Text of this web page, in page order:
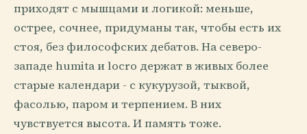
приходят с мышцами и логикой: меньше,
острее, сочнее, придуманы так, чтобы есть их
стоя, без философских дебатов. На северо-
западе humita и locro держат в живых более
старые календари - с кукурузой, тыквой,
фасолью, паром и терпением. В них
чувствуется высота. И память тоже.